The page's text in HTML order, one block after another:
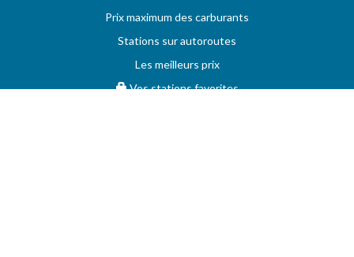
Prix maximum des carburants
Stations sur autoroutes
Les meilleurs prix
Vos stations favorites